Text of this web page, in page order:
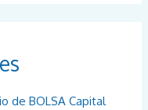
de BOLSA Capital